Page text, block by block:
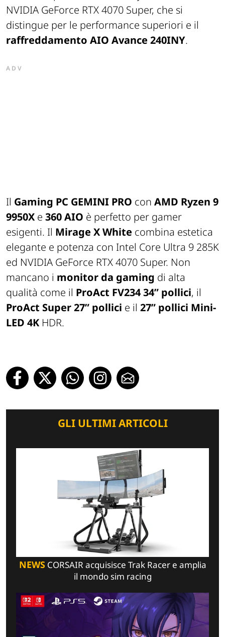
NVIDIA GeForce RTX 4070 Super, che si
distingue per le performance superiori e il
raffreddamento AIO Avance 240INY.
ADV
Il Gaming PC GEMINI PRO con AMD Ryzen 9
9950X e 360 AIO è perfetto per gamer
esigenti. Il Mirage X White combina estetica
elegante e potenza con Intel Core Ultra 9 285K
ed NVIDIA GeForce RTX 4070 Super. Non
mancano i monitor da gaming di alta
qualità come il ProAct FV234 34” pollici, il
ProAct Super 27” pollici e il 27” pollici Mini-
LED 4K HDR.
GLI ULTIMI ARTICOLI
NEWSCORSAIR acquisisce Trak Racer e amplia
il mondo sim racing